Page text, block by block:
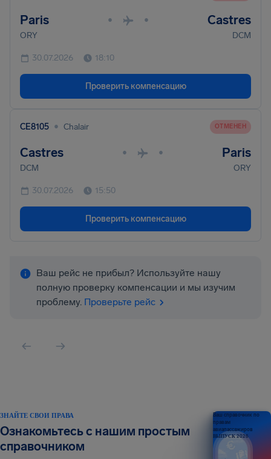
Paris • • Castres
ORY DCM
30.07.2026 18:10
Проверить компенсацию
CE8105 • Chalair ОТМЕНЕН
Castres • • Paris
DCM ORY
30.07.2026 15:50
Проверить компенсацию
Ваш рейс не прибыл? Используйте нашу
полную проверку компенсации и мы изучим
проблему. Проверьте рейс
ЗНАЙТЕ СВОИ ПРАВА
Ознакомьтесь с нашим простым
справочником
Ваш справочник по
правам
авиапассажиров
ВЫПУСК 2026